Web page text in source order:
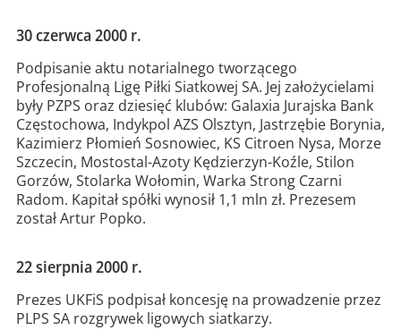
30 czerwca 2000 r.
Podpisanie aktu notarialnego tworzącego
Profesjonalną Ligę Piłki Siatkowej SA. Jej założycielami
były PZPS oraz dziesięć klubów: Galaxia Jurajska Bank
Częstochowa, Indykpol AZS Olsztyn, Jastrzębie Borynia,
Kazimierz Płomień Sosnowiec, KS Citroen Nysa, Morze
Szczecin, Mostostal-Azoty Kędzierzyn-Koźle, Stilon
Gorzów, Stolarka Wołomin, Warka Strong Czarni
Radom. Kapitał spółki wynosił 1,1 mln zł. Prezesem
został Artur Popko.
22 sierpnia 2000 r.
Prezes UKFiS podpisał koncesję na prowadzenie przez
PLPS SA rozgrywek ligowych siatkarzy.